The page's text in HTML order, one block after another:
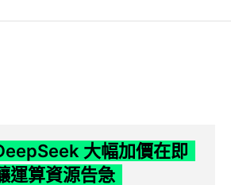
大幅加價在即
運算資源告急